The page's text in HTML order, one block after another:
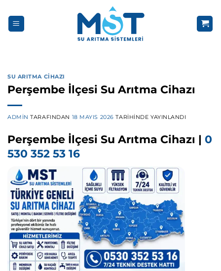
atla
SU ARITMA CIHAZI
Perşembe İlçesi Su Arıtma Cihazı
ADMIN TARAFINDAN 18 MAYIS 2026 TARIHINDE YAYINLANDI
Perşembe İlçesi Su Arıtma Cihazı | 0
530 352 53 16